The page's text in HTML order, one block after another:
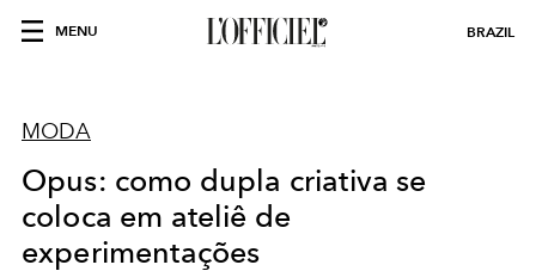
MENU BRAZIL
MODA
Opus: como dupla criativa se
coloca em ateliê de
experimentações